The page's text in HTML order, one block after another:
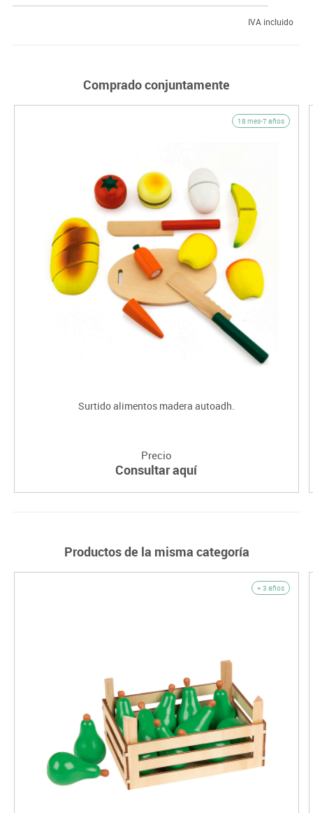
IVA incluido
Comprado conjuntamente
18 mes-7 años
Surtido alimentos madera autoadh.
Precio
Consultar aquí
Productos de la misma categoría
+ 3 años